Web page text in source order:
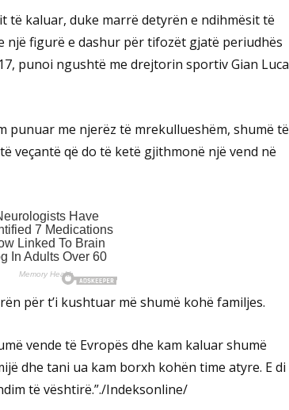
të kaluar, duke marrë detyrën e ndihmësit të
figurë e dashur për tifozët gjatë periudhës
punoi ngushtë me drejtorin sportiv Gian Luca
punuar me njerëz të mrekullueshëm, shumë të
veçantë që do të ketë gjithmonë një vend në
për t’i kushtuar më shumë kohë familjes.
vende të Evropës dhe kam kaluar shumë
dhe tani ua kam borxh kohën time atyre. E di
të vështirë.”./Indeksonline/